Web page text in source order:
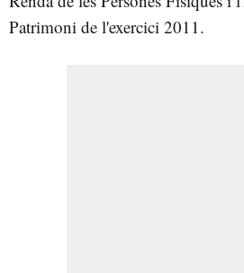
Patrimoni de l'exercici 2011.